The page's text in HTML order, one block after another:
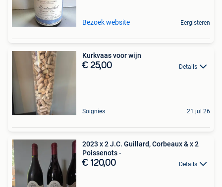
Bezoek website Eergisteren
Kurkvaas voor wijn
€ 25,00 Details
Soignies 21 jul 26
2023 x 2 J.C. Guillard, Corbeaux & x 2
Poissenots -
€ 120,00 Details